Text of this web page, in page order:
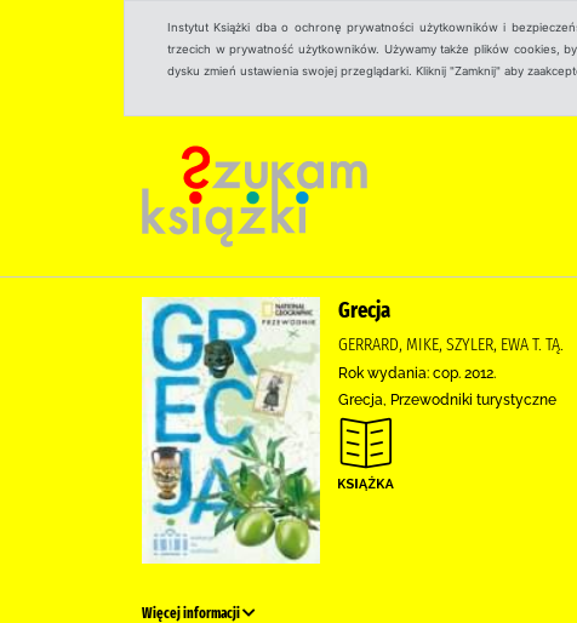
Instytut Książki dba o ochronę prywatności użytkowników i
trzecich w prywatność użytkowników. Używamy także plików cookies,
dysku zmień ustawienia swojej przeglądarki. Kliknij "Zamknij" aby
Grecja
GERRARD, MIKE, SZYLER, EWA T. TĄ.
Rok wydania: cop. 2012.
Grecja, Przewodniki turystyczne
Więcej informacji